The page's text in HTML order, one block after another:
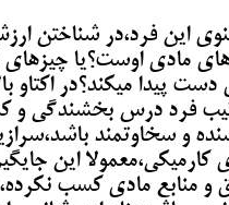
این فرد،در شناختن
مادی اوست؟یا چیزهای
پیدا میکند؟در اکتاو
فرد درس بخشندگی و
و سخاوتمند
کارمیکی،معمولا این
منابع مادی کسب